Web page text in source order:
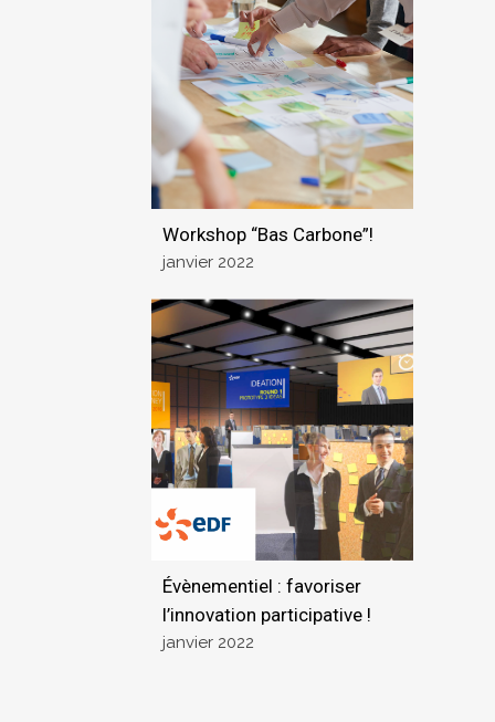
Voir l'actu
Workshop “Bas Carbone”!
janvier 2022
Évènementiel : favoriser
l’innovation participative !
janvier 2022